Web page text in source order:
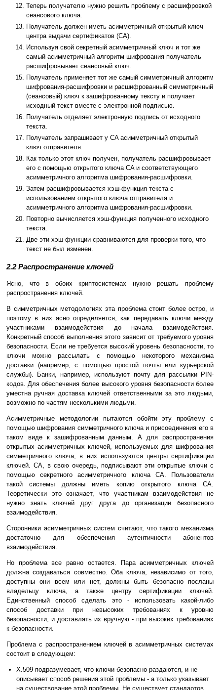
Теперь получателю нужно решить проблему с расшифровкой
сеансового ключа.
Получатель должен иметь асимметричный открытый ключ
центра выдачи сертификатов (CA).
Используя свой секретный асимметричный ключ и тот же
самый асимметричный алгоритм шифрования получатель
расшифровывает сеансовый ключ.
Получатель применяет тот же самый симметричный алгоритм
шифрования-расшифровки и расшифрованный симметричный
(сеансовый) ключ к зашифрованному тексту и получает
исходный текст вместе с электронной подписью.
Получатель отделяет электронную подпись от исходного
текста.
Получатель запрашивает у CA асимметричный открытый
ключ отправителя.
Как только этот ключ получен, получатель расшифровывает
его с помощью открытого ключа CA и соответствующего
асимметричного алгоритма шифрования-расшифровки.
Затем расшифровывается хэш-функция текста с
использованием открытого ключа отправителя и
асимметричного алгоритма шифрования-расшифровки.
Повторно вычисляется хэш-функция полученного исходного
текста.
Две эти хэш-функции сравниваются для проверки того, что
текст не был изменен.
2.2 Распространение ключей
Ясно, что в обоих криптосистемах нужно решать проблему
распространения ключей.
В симметричных методологиях эта проблема стоит более остро, и
поэтому в них ясно определяется, как передавать ключи между
участниками взаимодействия до начала взаимодействия.
Конкретный способ выполнения этого зависит от требуемого уровня
безопасности. Если не требуется высокий уровень безопасности, то
ключи можно рассылать с помощью некоторого механизма
доставки (например, с помощью простой почты или курьерской
службы). Банки, например, используют почту для рассылки PIN-
кодов. Для обеспечения более высокого уровня безопасности более
уместна ручная доставка ключей ответственными за это людьми,
возможно по частям несколькими людьми.
Асимметричные методологии пытаются обойти эту проблему с
помощью шифрования симметричного ключа и присоединения его в
таком виде к зашифрованным данным. А для распространения
открытых асимметричных ключей, используемых для шифрования
симметричного ключа, в них используются центры сертификации
ключей. CA, в свою очередь, подписывают эти открытые ключи с
помощью секретного асимметричного ключа CA. Пользователи
такой системы должны иметь копию открытого ключа CA.
Теоретически это означает, что участникам взаимодействия не
нужно знать ключей друг друга до организации безопасного
взаимодействия.
Сторонники асимметричных систем считают, что такого механизма
достаточно для обеспечения аутентичности абонентов
взаимодействия.
Но проблема все равно остается. Пара асимметричных ключей
должна создаваться совместно. Оба ключа, независимо от того,
доступны они всем или нет, должны быть безопасно посланы
владельцу ключа, а также центру сертификации ключей.
Единственный способ сделать это - использовать какой-либо
способ доставки при невысоких требованиях к уровню
безопасности, и доставлять их вручную - при высоких требованиях
к безопасности.
Проблема с распространением ключей в асимметричных системах
состоит в следующем:
X.509 подразумевает, что ключи безопасно раздаются, и не
описывает способ решения этой проблемы - а только указывает
на существование этой проблемы. Не существует стандартов